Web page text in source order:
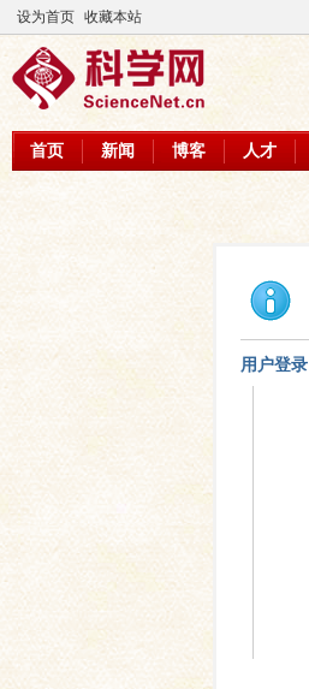
设为首页 收藏本站
首页 新闻 博客 人才
用户登录